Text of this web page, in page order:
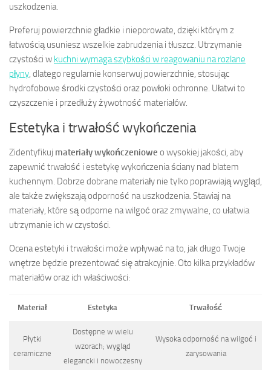
uszkodzenia.
Preferuj powierzchnie gładkie i nieporowate, dzięki którym z
łatwością usuniesz wszelkie zabrudzenia i tłuszcz. Utrzymanie
czystości w kuchni wymaga szybkości w reagowaniu na rozlane
płyny, dlatego regularnie konserwuj powierzchnie, stosując
hydrofobowe środki czystości oraz powłoki ochronne. Ułatwi to
czyszczenie i przedłuży żywotność materiałów.
Estetyka i trwałość wykończenia
Zidentyfikuj materiały wykończeniowe o wysokiej jakości, aby
zapewnić trwałość i estetykę wykończenia ściany nad blatem
kuchennym. Dobrze dobrane materiały nie tylko poprawiają wygląd,
ale także zwiększają odporność na uszkodzenia. Stawiaj na
materiały, które są odporne na wilgoć oraz zmywalne, co ułatwia
utrzymanie ich w czystości.
Ocena estetyki i trwałości może wpływać na to, jak długo Twoje
wnętrze będzie prezentować się atrakcyjnie. Oto kilka przykładów
materiałów oraz ich właściwości:
Materiał Estetyka Trwałość
Płytki
ceramiczne
Dostępne w wielu
wzorach; wygląd
elegancki i nowoczesny
Wysoka odporność na wilgoć i
zarysowania